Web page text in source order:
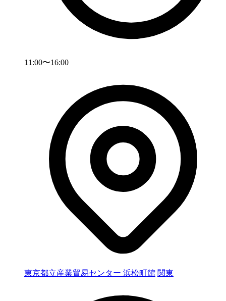
11:00〜16:00
東京都立産業貿易センター 浜松町館 関東